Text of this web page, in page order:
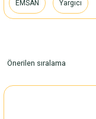
EMSAN Yargıcı